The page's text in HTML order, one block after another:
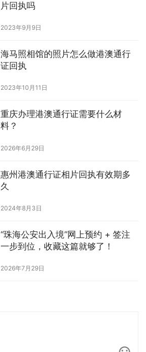
片回执吗
2023年9月9日
海马照相馆的照片怎么做港澳通行
证回执
2023年10月11日
重庆办理港澳通行证需要什么材
料？
2026年6月29日
惠州港澳通行证相片回执有效期多
久
2024年8月3日
“珠海公安出入境”网上预约 + 签注
一步到位，收藏这篇就够了！
2026年7月29日